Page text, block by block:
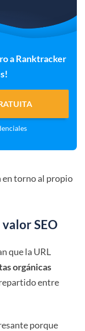
a Ranktracker
en torno al propio
SEO
que la URL
orgánicas
entre
porque